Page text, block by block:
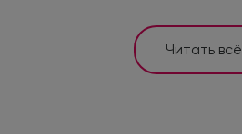
Читать всё